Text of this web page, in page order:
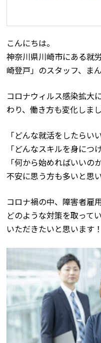
こんにちは。
神奈川県川崎市にある就
崎登戸」のスタッフ、まん
コロナウィルス感染拡大
わり、働き方も変化しまし
「どんな就活をしたらい
「どんなスキルを身につ
「何から始めればいいの
不安に思う方も多いと思い
コロナ禍の中、障害者雇
どのような対策を取って
いただきたいと思います！